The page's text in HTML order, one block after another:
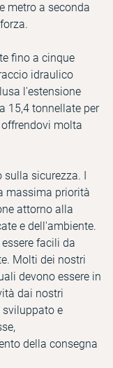
metro a seconda
fino a cinque
idraulico
l'estensione
15,4 tonnellate per
molta
sulla sicurezza. I
massima priorità
attorno alla
e dell'ambiente.
facili da
Molti dei nostri
devono essere in
dai nostri
sviluppato e
della consegna